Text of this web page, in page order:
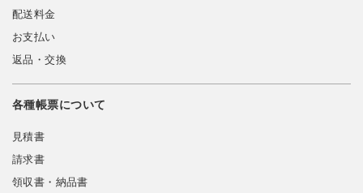
配送料金
お支払い
返品・交換
各種帳票について
見積書
請求書
領収書・納品書